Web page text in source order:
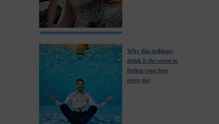
Why this ordinary
drink is the secret to
feeling your best
every day